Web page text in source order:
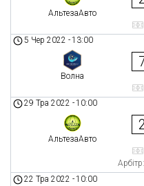
АльтезаАвто
5 Чер 2022 -13:00
Волна
29 Тра 2022 -10:00
АльтезаАвто
Арбітр:
22 Тра 2022 -10:00